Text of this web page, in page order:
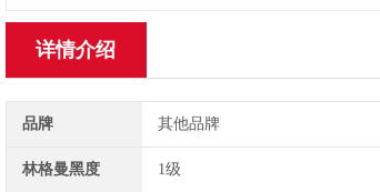
详情介绍
品牌 其他品牌
林格曼黑度 1级